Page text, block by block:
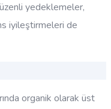
yedeklemeler,
iyileştirmeleri de
organik olarak üst